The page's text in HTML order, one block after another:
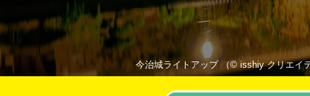
今治城ライトアップ （© isshiy クリエイ